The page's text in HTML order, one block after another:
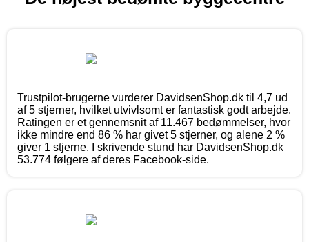
Trustpilot-brugerne vurderer DavidsenShop.dk til 4,7 ud
af 5 stjerner, hvilket utvivlsomt er fantastisk godt arbejde.
Ratingen er et gennemsnit af 11.467 bedømmelser, hvor
ikke mindre end 86 % har givet 5 stjerner, og alene 2 %
giver 1 stjerne. I skrivende stund har DavidsenShop.dk
53.774 følgere af deres Facebook-side.